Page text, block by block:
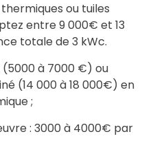
ou tuiles
entre 9 000€ et 13
totale de 3 kWc.
à 7000 €) ou
(14 000 à 18 000€) en
;
: 3000 à 4000€ par